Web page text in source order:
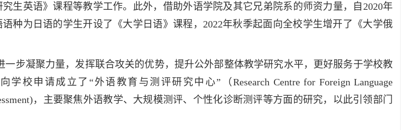
生英语》课程等教学工作。此外，借助外语学院及其它兄弟院系的师资力量，自2020年
种为日语的学生开设了《大学日语》课程，2022年秋季起面向全校学生增开了《大学俄
一步凝聚力量，发挥联合攻关的优势，提升公外部整体教学研究水平，更好服务于学校教
学校申请成立了“外语教育与测评研究中心”（Research Centre for Foreign Language
)，主要聚焦外语教学、大规模测评、个性化诊断测评等方面的研究，以此引领部门